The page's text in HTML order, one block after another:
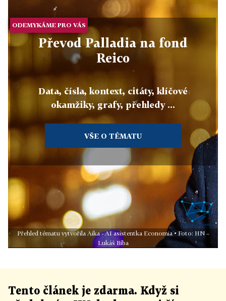
ODEMYKÁME PRO VÁS
Převod Palladia na fond
Reico
Data, čísla, kontext, citáty, klíčové
okamžiky, grafy, přehledy ...
VŠE O TÉMATU
Přehled tématu vytvořila Aika - AI asistentka Economia • Foto: HN –
Lukáš Bíba
Tento článek je zdarma. Když si